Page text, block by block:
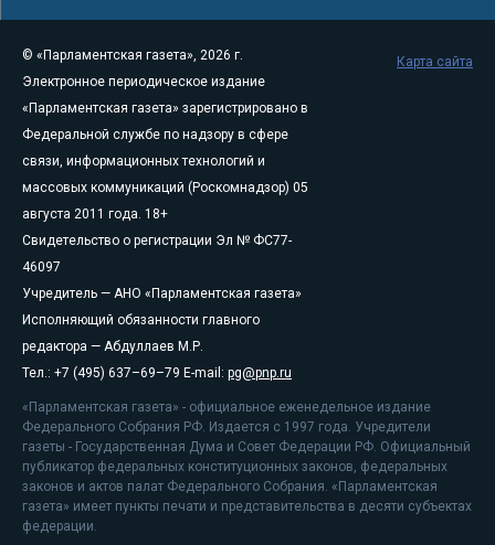
© «Парламентская газета», 2026 г.
Электронное периодическое издание
«Парламентская газета» зарегистрировано в
Федеральной службе по надзору в сфере
связи, информационных технологий и
массовых коммуникаций (Роскомнадзор) 05
августа 2011 года. 18+
Свидетельство о регистрации Эл № ФС77-
46097
Учредитель — АНО «Парламентская газета»
Исполняющий обязанности главного
редактора — Абдуллаев М.Р.
Тел.: +7 (495) 637–69–79 E-mail: pg@pnp.ru
«Парламентская газета» - официальное еженедельное издание
Федерального Собрания РФ. Издается с 1997 года. Учредители
газеты - Государственная Дума и Совет Федерации РФ. Официальный
публикатор федеральных конституционных законов, федеральных
законов и актов палат Федерального Собрания. «Парламентская
газета» имеет пункты печати и представительства в десяти субъектах
федерации.
Карта сайта